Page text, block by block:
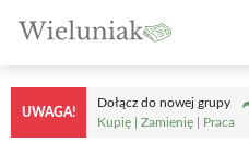
treści
UWAGA!
Dołącz do nowej grupy
Kupię | Zamienię | Praca